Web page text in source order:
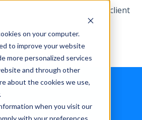
on your computer.
to improve your website
more personalized services
and through other
about the cookies we use,
when you visit our
with your preferences,
le sous-menu pour les traductions
Portail client